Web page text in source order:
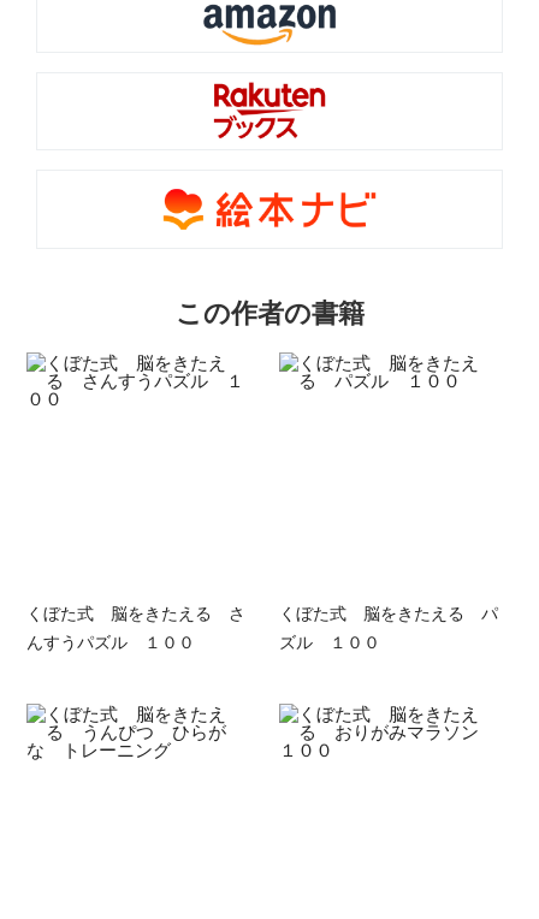
この作者の書籍
くぼた式 脳をきたえる さ
んすうパズル １００
くぼた式 脳をきたえる パ
ズル １００